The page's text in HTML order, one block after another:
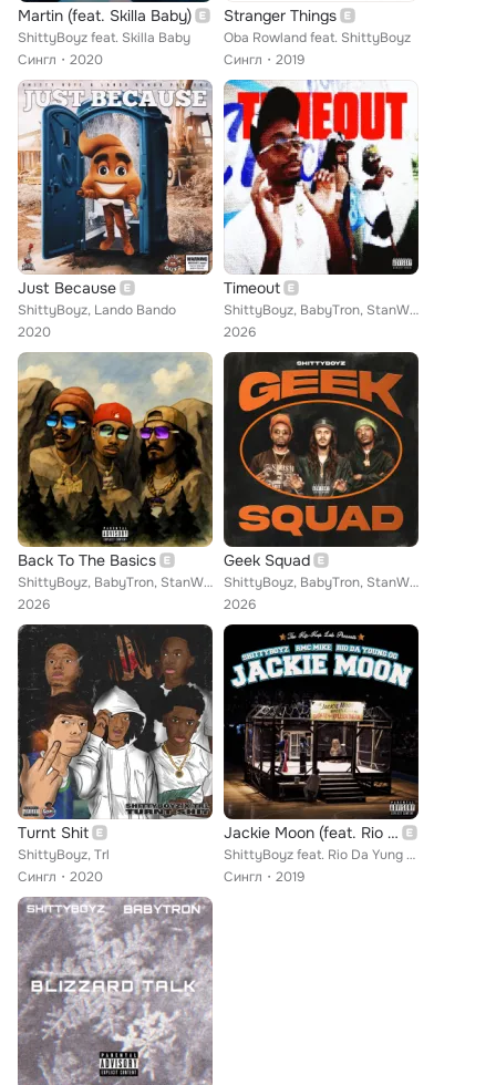
Martin (feat. Skilla Baby)
ShittyBoyz feat. Skilla Baby
Сингл
2020
Stranger Things
Oba Rowland feat. ShittyBoyz
Сингл
2019
Just Because
ShittyBoyz, Lando Bando
2020
Timeout
ShittyBoyz, BabyTron, StanWill, Trdee
2026
Back To The Basics
ShittyBoyz, BabyTron, StanWill, Trdee
2026
Geek Squad
ShittyBoyz, BabyTron, StanWill, Trdee
2026
Turnt Shit
ShittyBoyz, Trl
Сингл
2020
Jackie Moon (feat. Rio Da Yung OG & RMC Mike)
ShittyBoyz feat. Rio Da Yung OG, RMC Mike
Сингл
2019